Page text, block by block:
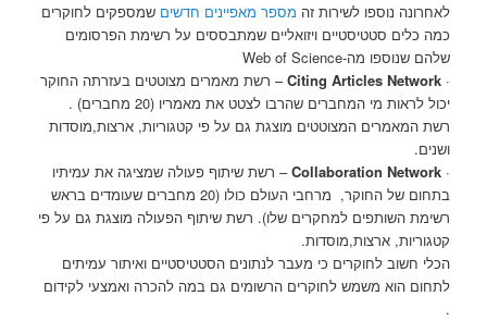
לאחרונה נוספו לשירות זה מספר מאפיינים חדשים שמספקים לחוקרים
כמה כלים סטטיסטיים ויזואליים שמתבססים על רשימת הפרסומים
שלהם שנוספו מה-Web of Science
·
Citing Articles Network– רשת מאמרים מצוטטים בעזרתה החוקר
יכול לראות מי המחברים שהרבו לצטט את מאמריו (20 מחברים) .
רשת המאמרים המצוטטים מוצגת גם על פי קטגוריות, ארצות,מוסדות
ושנים.
·
Collaboration Network– רשת שיתוף פעולה שמציגה את עמיתיו
בתחום של החוקר, מרחבי העולם כולו (20 מחברים שעומדים בראש
רשימת השותפים למחקרים שלו). רשת שיתוף הפעולה מוצגת גם על פי
קטגוריות, ארצות,מוסדות.
הכלי חשוב לחוקרים כי מעבר לנתונים הסטטיסטיים ואיתור עמיתים
לתחום הוא משמש לחוקרים הרשומים גם במה להכרה ואמצעי לקידום
.